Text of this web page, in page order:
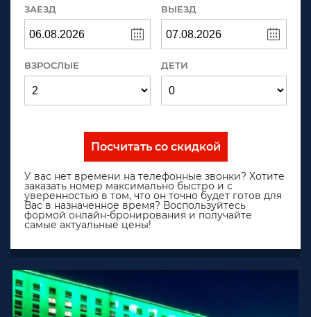
ЗАЕЗД ВЫЕЗД
ВЗРОСЛЫЕ ДЕТИ
Посчитать со скидкой
У вас нет времени на телефонные звонки? Хотите
заказать номер максимально быстро и с
уверенностью в том, что он точно будет готов для
Вас в назначенное время? Воспользуйтесь
формой онлайн-бронирования и получайте
самые актуальные цены!